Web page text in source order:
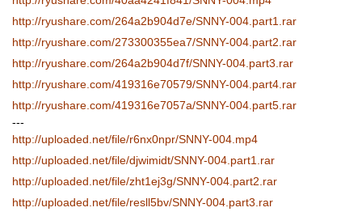
http://ryushare.com/264a2b904d7e/SNNY-004.part1.rar
http://ryushare.com/273300355ea7/SNNY-004.part2.rar
http://ryushare.com/264a2b904d7f/SNNY-004.part3.rar
http://ryushare.com/419316e70579/SNNY-004.part4.rar
http://ryushare.com/419316e7057a/SNNY-004.part5.rar
---
http://uploaded.net/file/r6nx0npr/SNNY-004.mp4
http://uploaded.net/file/djwimidt/SNNY-004.part1.rar
http://uploaded.net/file/zht1ej3g/SNNY-004.part2.rar
http://uploaded.net/file/resll5bv/SNNY-004.part3.rar